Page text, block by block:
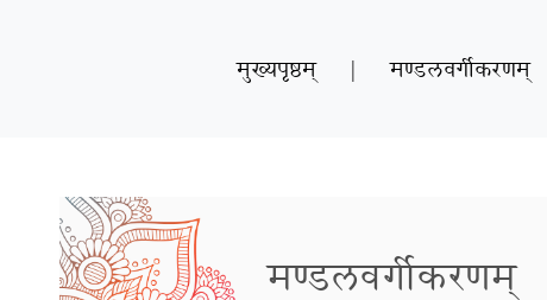
मुख्यपृष्ठम् | मण्डलवर्गीकरणम्
मण्डलवर्गीकरणम्